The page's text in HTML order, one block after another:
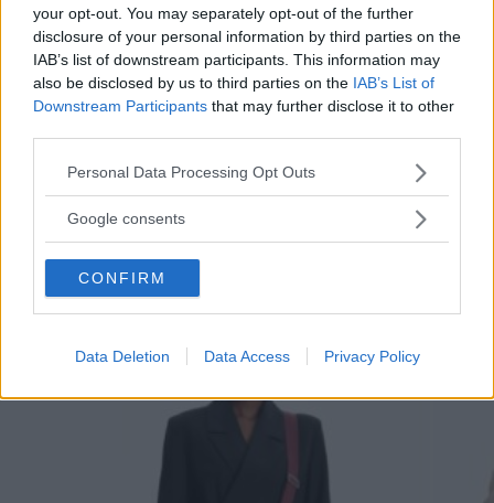
your opt-out. You may separately opt-out of the further
disclosure of your personal information by third parties on the
IAB’s list of downstream participants. This information may
also be disclosed by us to third parties on the IAB’s List of
Downstream Participants that may further disclose it to other
Please note that this website/app uses one or more Google
not limited to your visit or usage behaviour. You may click to
use your data for below specified purposes in below Google
consent section.
Personal Data Processing Opt Outs
Google consents
CONFIRM
Data Deletion Data Access Privacy Policy
altre frasi di Umberto Eco
Articolia tema